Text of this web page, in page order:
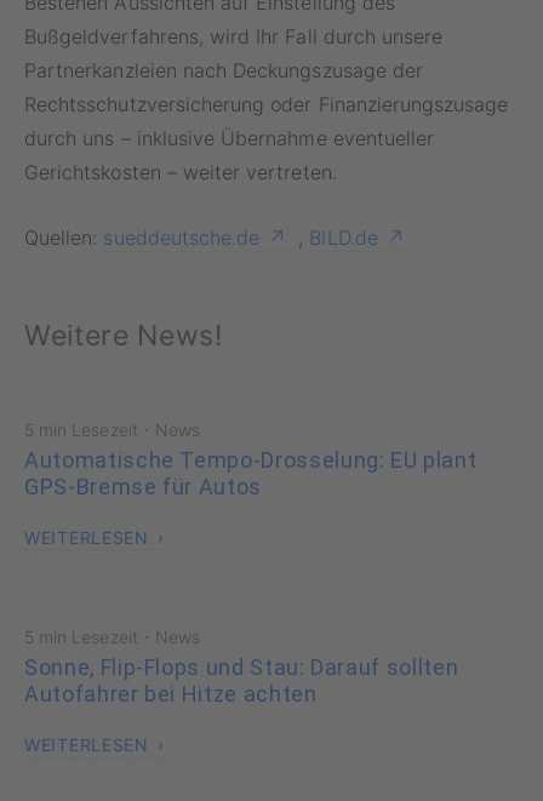
Bußgeldverfahrens, wird Ihr Fall durch unsere
Partnerkanzleien nach Deckungszusage der
Rechtsschutzversicherung oder Finanzierungszusage
durch uns – inklusive Übernahme eventueller
Gerichtskosten – weiter vertreten.
Quellen: sueddeutsche.de , BILD.de
Weitere News!
5 min Lesezeit · News
Automatische Tempo-Drosselung: EU plant
GPS-Bremse für Autos
WEITERLESEN
5 min Lesezeit · News
Sonne, Flip-Flops und Stau: Darauf sollten
Autofahrer bei Hitze achten
WEITERLESEN